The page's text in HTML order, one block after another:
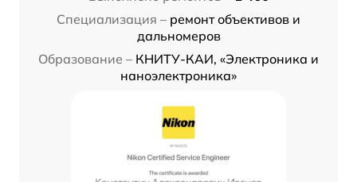
Специализация – ремонт объективов и
дальномеров
Образование – КНИТУ-КАИ, «Электроника и
наноэлектроника»